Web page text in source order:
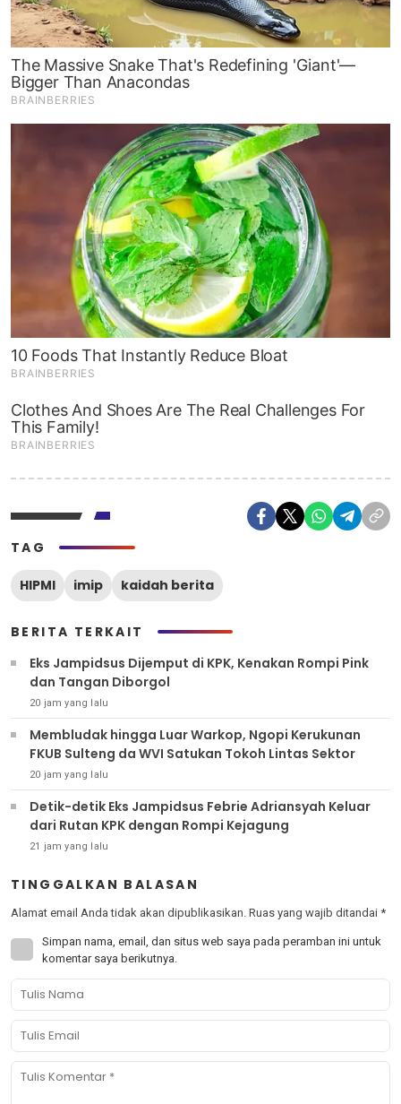
TAG
HIPMI imip kaidah berita
BERITA TERKAIT
Eks Jampidsus Dijemput di KPK, Kenakan Rompi Pink
dan Tangan Diborgol
20 jam yang lalu
Membludak hingga Luar Warkop, Ngopi Kerukunan
FKUB Sulteng da WVI Satukan Tokoh Lintas Sektor
20 jam yang lalu
Detik-detik Eks Jampidsus Febrie Adriansyah Keluar
dari Rutan KPK dengan Rompi Kejagung
21 jam yang lalu
TINGGALKAN BALASAN
Alamat email Anda tidak akan dipublikasikan. Ruas yang wajib ditandai *
Simpan nama, email, dan situs web saya pada peramban ini untuk
komentar saya berikutnya.